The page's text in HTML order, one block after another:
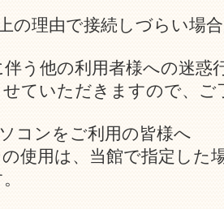
の理由で接続しづらい場
う他の利用者様への迷惑
ていただきますので、ご
コンをご利用の皆様へ
用は、当館で指定した